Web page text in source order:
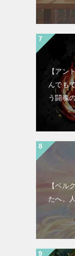
【アン
んでも
う闘魂
【ベル
たへ。